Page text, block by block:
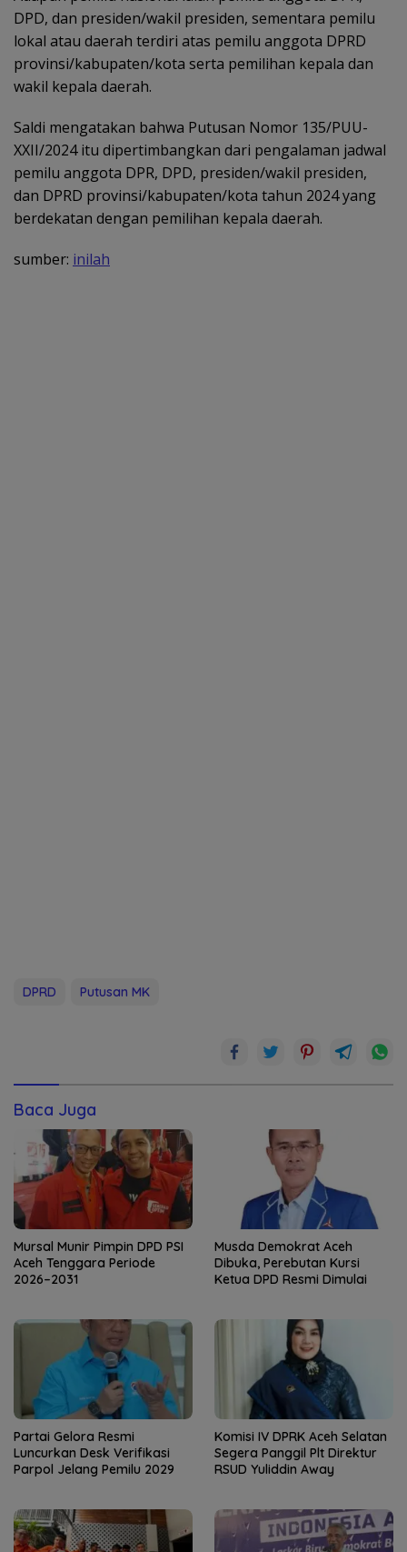
DPD, dan presiden/wakil presiden, sementara pemilu
lokal atau daerah terdiri atas pemilu anggota DPRD
provinsi/kabupaten/kota serta pemilihan kepala dan
wakil kepala daerah.
Saldi mengatakan bahwa Putusan Nomor 135/PUU-
XXII/2024 itu dipertimbangkan dari pengalaman jadwal
pemilu anggota DPR, DPD, presiden/wakil presiden,
dan DPRD provinsi/kabupaten/kota tahun 2024 yang
berdekatan dengan pemilihan kepala daerah.
sumber: inilah
DPRD Putusan MK
Baca Juga
Mursal Munir Pimpin DPD PSI
Aceh Tenggara Periode
2026–2031
Musda Demokrat Aceh
Dibuka, Perebutan Kursi
Ketua DPD Resmi Dimulai
Partai Gelora Resmi
Luncurkan Desk Verifikasi
Parpol Jelang Pemilu 2029
Komisi IV DPRK Aceh Selatan
Segera Panggil Plt Direktur
RSUD Yuliddin Away